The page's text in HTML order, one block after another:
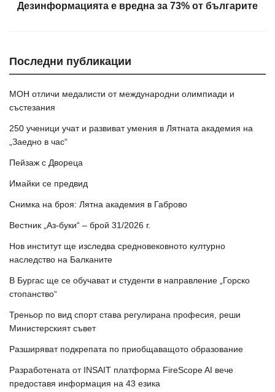
Дезинформацията е вредна за 73% от българите
Последни публикации
МОН отличи медалисти от международни олимпиади и
състезания
250 ученици учат и развиват умения в Лятната академия на
„Заедно в час“
Пейзаж с Двореца
Имайки се предвид
Снимка на броя: Лятна академия в Габрово
Вестник „Аз-буки“ – брой 31/2026 г.
Нов институт ще изследва средновековното културно
наследство на Балканите
В Бургас ще се обучават и студенти в направление „Горско
стопанство“
Треньор по вид спорт става регулирана професия, реши
Министерският съвет
Разширяват подкрепата по приобщаващото образование
Разработената от INSAIT платформа FireScope AI вече
предоставя информация на 43 езика